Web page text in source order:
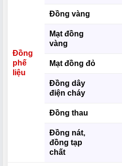
Đồng
phế
liệu
Đồng vàng
Mạt đồng
vàng
Mạt đồng đỏ
Đồng dây
điện cháy
Đồng thau
Đồng nát,
đồng tạp
chất